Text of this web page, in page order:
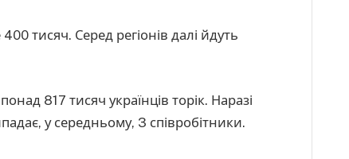
тисяч. Серед регіонів далі йдуть
понад 817 тисяч українців торік. Наразі
у середньому, 3 співробітники.